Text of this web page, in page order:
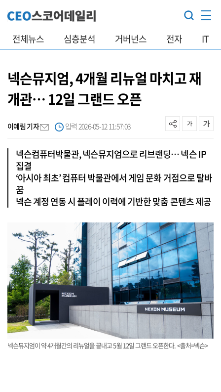
전체뉴스 심층분석 거버넌스 전자 IT
넥슨뮤지엄, 4개월 리뉴얼 마치고 재
개관… 12일 그랜드 오픈
이예림 기자 입력 2026-05-12 11:57:03
넥슨컴퓨터박물관, 넥슨뮤지엄으로 리브랜딩… 넥슨 IP
집결
‘아시아 최초’ 컴퓨터 박물관에서 게임 문화 거점으로 탈바
꿈
넥슨 계정 연동 시 플레이 이력에 기반한 맞춤 콘텐츠 제공
넥슨뮤지엄이 약 4개월간의 리뉴얼을 끝내고 5월 12일 그랜드 오픈한다. <출처=넥슨>